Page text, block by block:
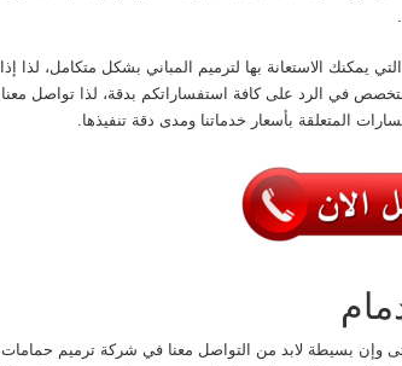
يمكنك الاستعانة بها لترميم المباني بشكل متكامل، لذا إذا
في الرد على كافة استفساراتكم بدقة، لذا تواصل معنا
المتعلقة بأسعار خدماتنا ومدى دقة تنفيذها.
بسيطة لابد من التواصل معنا في شركة ترميم حمامات